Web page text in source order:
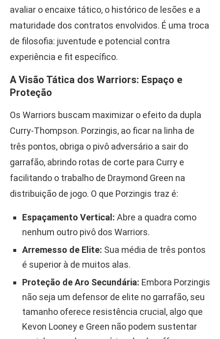
avaliar o encaixe tático, o histórico de lesões e a
maturidade dos contratos envolvidos. É uma troca
de filosofia: juventude e potencial contra
experiência e fit específico.
A Visão Tática dos Warriors: Espaço e
Proteção
Os Warriors buscam maximizar o efeito da dupla
Curry-Thompson. Porzingis, ao ficar na linha de
três pontos, obriga o pivô adversário a sair do
garrafão, abrindo rotas de corte para Curry e
facilitando o trabalho de Draymond Green na
distribuição de jogo. O que Porzingis traz é:
Espaçamento Vertical: Abre a quadra como
nenhum outro pivô dos Warriors.
Arremesso de Elite: Sua média de três pontos
é superior à de muitos alas.
Proteção de Aro Secundária: Embora Porzingis
não seja um defensor de elite no garrafão, seu
tamanho oferece resistência crucial, algo que
Kevon Looney e Green não podem sustentar